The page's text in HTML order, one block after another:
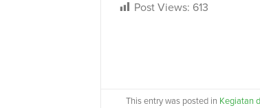
Post Views: 613
This entry was posted in Kegiatan